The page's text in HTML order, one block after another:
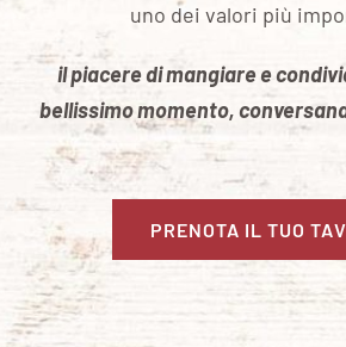
uno dei valori più
il piacere di mangiare e
bellissimo momento,
PRENOTA IL TUO